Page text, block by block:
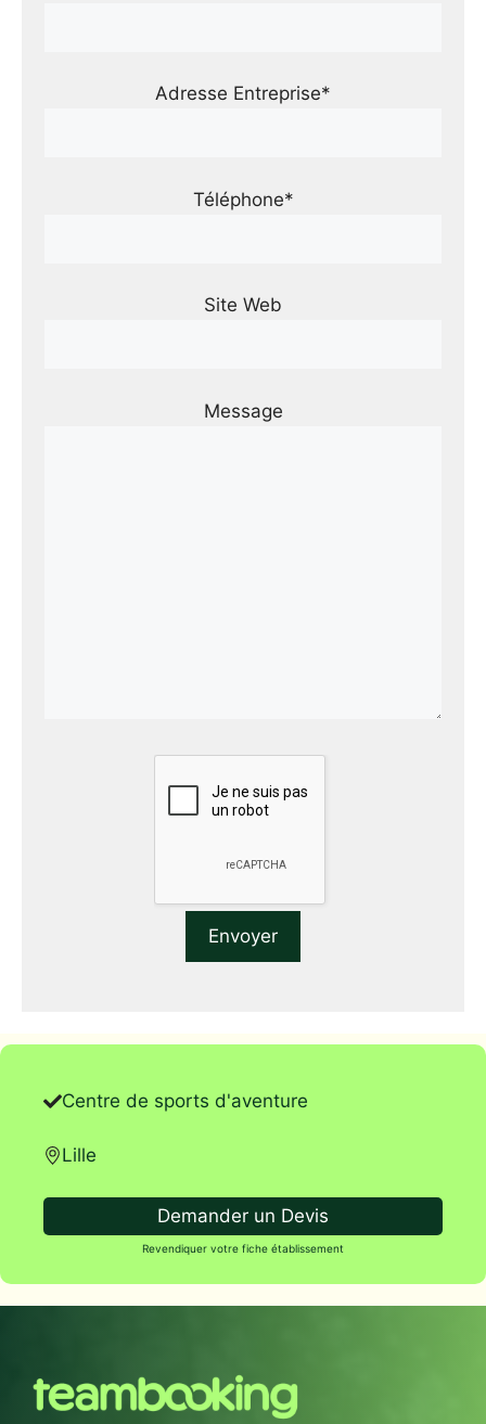
Adresse Entreprise*
Téléphone*
Site Web
Message
Centre de sports d'aventure
Lille
Demander un Devis
Revendiquer votre fiche établissement